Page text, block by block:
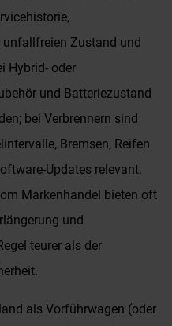
Zustand und
Hybrid- oder
und Batteriezustand
bei Verbrennern sind
Bremsen, Reifen
Updates relevant.
Markenhandel bieten oft
und
teurer als der
als Vorführwagen (oder